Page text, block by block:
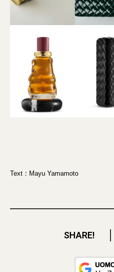
Text：Mayu Yamamoto
SHARE!